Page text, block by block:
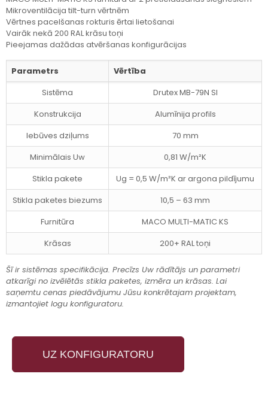
Mikroventilācija tilt-turn vērtnēm
Vērtnes pacelšanas rokturis ērtai lietošanai
Vairāk nekā 200 RAL krāsu toņi
Pieejamas dažādas atvēršanas konfigurācijas
Parametrs
Vērtība
Sistēma
Drutex MB-79N SI
Konstrukcija
Alumīnija profils
Iebūves dziļums
70 mm
Minimālais Uw
0,81 W/m²K
Stikla pakete
Ug = 0,5 W/m²K ar argona pildījumu
Stikla paketes biezums
10,5 – 63 mm
Furnitūra
MACO MULTI-MATIC KS
Krāsas
200+ RAL toņi
Šī ir sistēmas specifikācija. Precīzs Uw rādītājs un parametri
atkarīgi no izvēlētās stikla paketes, izmēra un krāsas. Lai
saņemtu cenas piedāvājumu Jūsu konkrētajam projektam,
izmantojiet logu konfiguratoru.
UZ KONFIGURATORU